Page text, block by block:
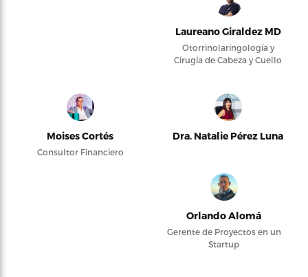
Laureano Giraldez MD
Otorrinolaringología y
Cirugía de Cabeza y Cuello
Moises Cortés
Consultor Financiero
Dra. Natalie Pérez Luna
Orlando Alomá
Gerente de Proyectos en un
Startup